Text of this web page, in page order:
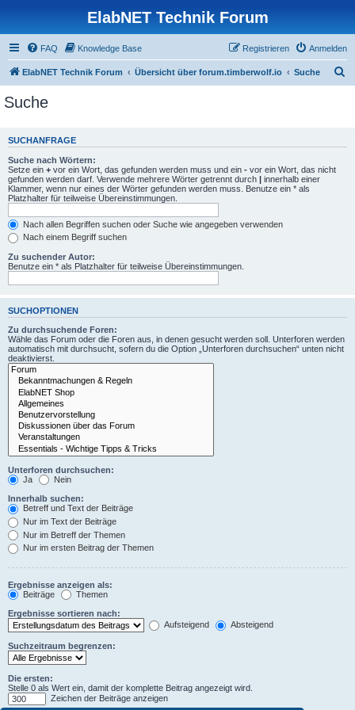
ElabNET Technik Forum
FAQ Knowledge Base Anmelden
Registrieren
ElabNET Technik Forum Übersicht über forum.timberwolf.io Suche
e
Suche
SUCHANFRAGE
Suche nach Wörtern:
Setze ein + vor ein Wort, das gefunden werden muss und ein - vor ein Wort, das nicht
gefunden werden darf. Verwende mehrere Wörter getrennt durch | innerhalb einer
Klammer, wenn nur eines der Wörter gefunden werden muss. Benutze ein * als
Platzhalter für teilweise Übereinstimmungen.
Nach allen Begriffen suchen oder Suche wie angegeben verwenden
Nach einem Begriff suchen
Zu suchender Autor:
Benutze ein * als Platzhalter für teilweise Übereinstimmungen.
SUCHOPTIONEN
Zu durchsuchende Foren:
Wähle das Forum oder die Foren aus, in denen gesucht werden soll. Unterforen werden
automatisch mit durchsucht, sofern du die Option „Unterforen durchsuchen“ unten nicht
deaktivierst.
Unterforen durchsuchen:
Ja
Nein
Innerhalb suchen:
Betreff und Text der Beiträge
Nur im Text der Beiträge
Nur im Betreff der Themen
Nur im ersten Beitrag der Themen
Ergebnisse anzeigen als:
Beiträge
Themen
Ergebnisse sortieren nach:
Aufsteigend
Absteigend
Suchzeitraum begrenzen:
Die ersten:
Stelle 0 als Wert ein, damit der komplette Beitrag angezeigt wird.
Zeichen der Beiträge anzeigen